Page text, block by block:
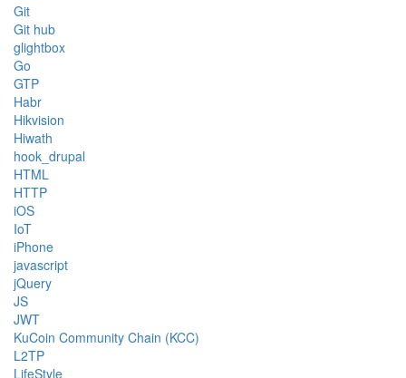
Git
Git hub
glightbox
Go
GTP
Habr
Hikvision
Hiwath
hook_drupal
HTML
HTTP
iOS
IoT
iPhone
javascript
jQuery
JS
JWT
KuCoin Community Chain (KCC)
L2TP
LifeStyle